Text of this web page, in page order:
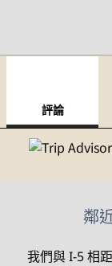
評論
鄰
我們與 I-5 相